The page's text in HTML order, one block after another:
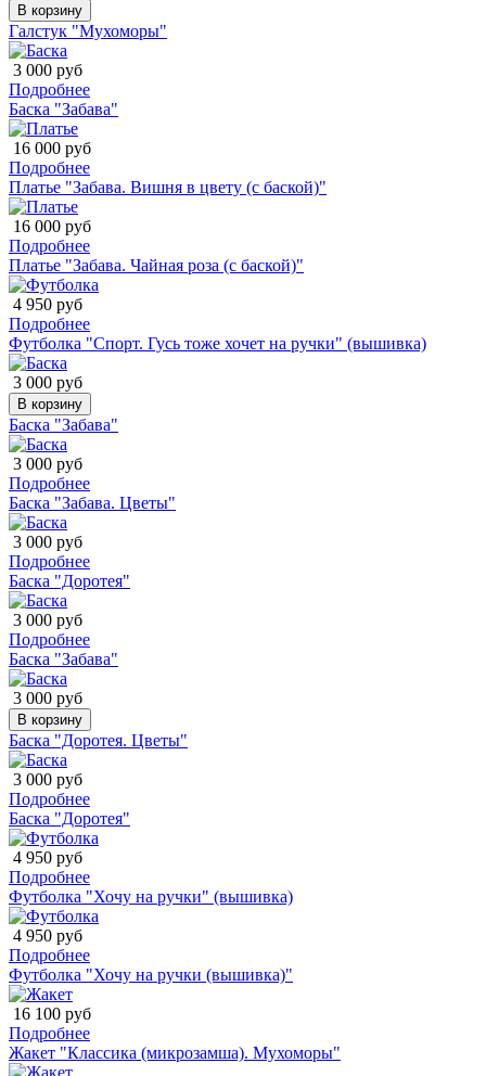
В корзину
Галстук "Мухоморы"
3 000 руб
Подробнее
Баска "Забава"
16 000 руб
Подробнее
Платье "Забава. Вишня в цвету (с баской)"
16 000 руб
Подробнее
Платье "Забава. Чайная роза (с баской)"
4 950 руб
Подробнее
Футболка "Спорт. Гусь тоже хочет на ручки" (вышивка)
3 000 руб
В корзину
Баска "Забава"
3 000 руб
Подробнее
Баска "Забава. Цветы"
3 000 руб
Подробнее
Баска "Доротея"
3 000 руб
Подробнее
Баска "Забава"
3 000 руб
В корзину
Баска "Доротея. Цветы"
3 000 руб
Подробнее
Баска "Доротея"
4 950 руб
Подробнее
Футболка "Хочу на ручки" (вышивка)
4 950 руб
Подробнее
Футболка "Хочу на ручки (вышивка)"
16 100 руб
Подробнее
Жакет "Классика (микрозамша). Мухоморы"